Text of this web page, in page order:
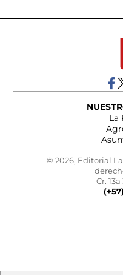
La
© 2026, Editorial La
Cr.